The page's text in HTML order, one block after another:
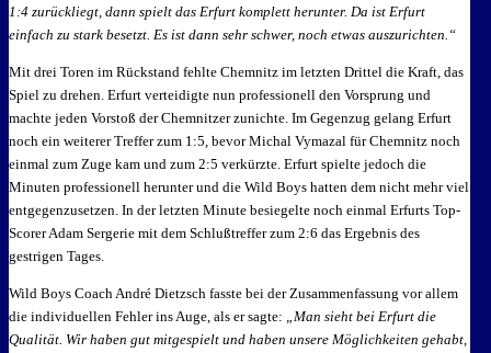
1:4 zurückliegt, dann spielt das Erfurt komplett herunter. Da ist Erfurt
einfach zu stark besetzt. Es ist dann sehr schwer, noch etwas auszurichten.“
Mit drei Toren im Rückstand fehlte Chemnitz im letzten Drittel die Kraft, das
Spiel zu drehen. Erfurt verteidigte nun professionell den Vorsprung und
machte jeden Vorstoß der Chemnitzer zunichte. Im Gegenzug gelang Erfurt
noch ein weiterer Treffer zum 1:5, bevor Michal Vymazal für Chemnitz noch
einmal zum Zuge kam und zum 2:5 verkürzte. Erfurt spielte jedoch die
Minuten professionell herunter und die Wild Boys hatten dem nicht mehr viel
entgegenzusetzen. In der letzten Minute besiegelte noch einmal Erfurts Top-
Scorer Adam Sergerie mit dem Schlußtreffer zum 2:6 das Ergebnis des
gestrigen Tages.
Wild Boys Coach André Dietzsch fasste bei der Zusammenfassung vor allem
die individuellen Fehler ins Auge, als er sagte: „Man sieht bei Erfurt die
Qualität. Wir haben gut mitgespielt und haben unsere Möglichkeiten gehabt,